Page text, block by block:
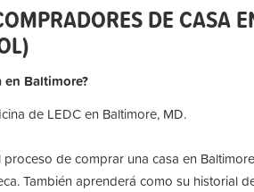
DE CASA
en Baltimore?
de LEDC en Baltimore, MD.
de comprar una casa en
También aprenderá como su historial